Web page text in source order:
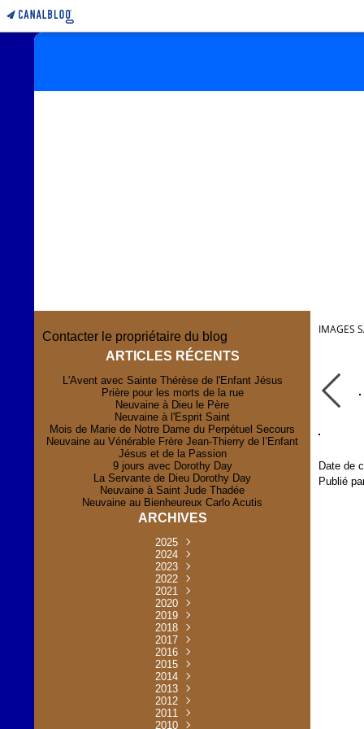
Contacter le propriétaire du blog
ARTICLES RÉCENTS
L'Avent avec Sainte Thérèse de l'Enfant Jésus
Prière pour les morts de la rue
Neuvaine à Dieu le Père
Neuvaine à l'Esprit Saint
Mois de Marie de Notre Dame du Perpétuel Secours
Neuvaine au Vénérable Frère Jean-Thierry de l’Enfant
Jésus et de la Passion
9 jours avec Dorothy Day
La Servante de Dieu Dorothy Day
Neuvaine à Saint Jude Thadée
Neuvaine au Bienheureux Carlo Acutis
ARCHIVES
2025
Novembre
Juillet(1)
Mai
(1)
Avril
(1)
Janvier(1)
2024
Novembre
Octobre
Août
(1)
Mai
(8)
Avril
(2)
Mars
(1)
Février(1)
Janvier(2)
2023
Décembre
Novembre
Octobre
Juin
(29)
Mai (31)
Avril
(2)
2022
Décembre
Novembre
Octobre
Août
(33)
Juillet
(32)
Juin
(1)
Mai (35)
Avril
(31)
Mars
(32)
Février(2)
Janvier(30)
2021
Décembre
Novembre
Octobre(30)
Septembre
Août
(30)
Juillet(2)
Mai (30)
Avril
(3)
2020
Décembre
Novembre
Octobre(17)
Septembre
Mai (30)
Avril
(13)
Mars
(1)
2019
Octobre
Mai (30)
Avril
(5)
Mars
(31)
Février(3)
2018
Décembre
Novembre
Octobre
Août
(2)
Juin
(5)
Mai (30)
Avril
(31)
Mars
(3)
2017
Décembre
Novembre
Octobre
Août
(30)
Juillet
(33)
Juin
(4)
Mai (32)
2016
Décembre
Novembre
Octobre
Septembre
Août
(2)
Juin
(4)
2015
Décembre
Novembre
Octobre
Septembre
Août
(4)
2014
Septembre
Août
(3)
Juillet(6)
Juin
(31)
2013
Décembre
Novembre
Octobre
2012
Décembre
Novembre
2011
Décembre
2010
IMAGES
Date de
Publié